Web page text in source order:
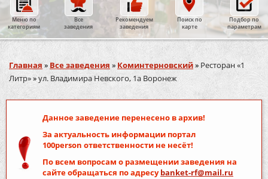
Меню по
категориям
Все
заведения
Рекомендуем
заведения
Поиск по
карте
Подбор по
параметрам
Вы здесь
Главная » Все заведения » Коминтерновский» Ресторан «1
Литр»»ул. Владимира Невского, 1а Воронеж
Данное заведение перенесено в архив!
За актуальность информации портал
100person ответственности не несёт!
По всем вопросам о размещении заведения на
сайте обращаться по адресуbanket-rf@mail.ru